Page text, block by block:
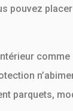
pouvez
comme
parquets,